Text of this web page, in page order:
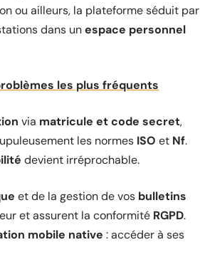
ou ailleurs, la plateforme séduit par
dans unespace personnel
les plus fréquents
via matricule et code secret,
les normes ISO et Nf.
devient irréprochable.
et de la gestion de vos bulletins
et assurent la conformité RGPD.
mobile native : accéder à ses